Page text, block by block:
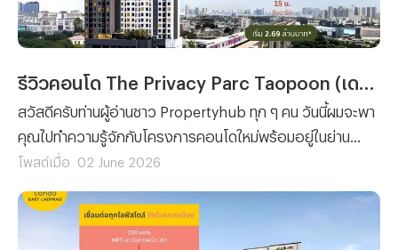
สวัสดีครับท่านผู้อ่านชาว Propertyhub ทุก ๆ คน วันนี้ผมจะพา
คุณไปทำความรู้จักกับโครงการคอนโดใหม่พร้อมอยู่ในย่าน
บางซื่อ-เตาปูน ที่น่าสนใจไม่น้อย เพราะตั้งอยู่บนทำเลศักยภาพ
เมืองได้สะดวก โดยตัวโครงการอยู่ห่างจาก MRT เตาปูน อินเต
อร์เชนจ์ เพียง 550 เมตร* เท่านั้น และโครงการคอนโดที่ผม
โพสต์เมื่อ 02 June 2026